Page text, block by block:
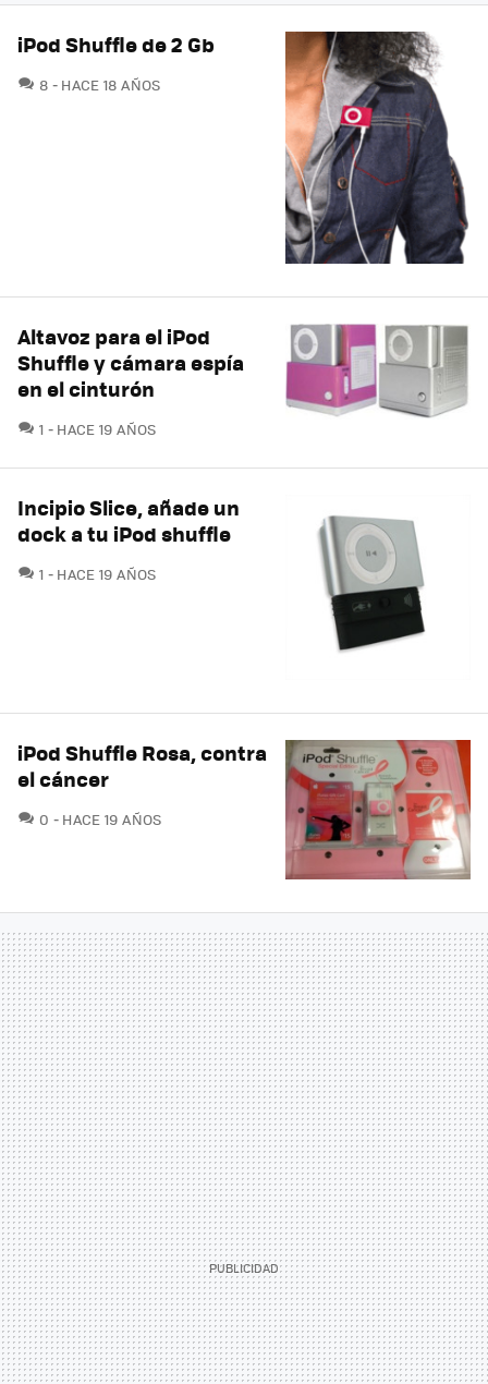
iPod Shuffle de 2 Gb
8 COMENTARIOS
HACE 18 AÑOS
Altavoz para el iPod
Shuffle y cámara espía
en el cinturón
1 COMENTARIOS
HACE 19 AÑOS
Incipio Slice, añade un
dock a tu iPod shuffle
1 COMENTARIOS
HACE 19 AÑOS
iPod Shuffle Rosa, contra
el cáncer
0 COMENTARIOS
HACE 19 AÑOS